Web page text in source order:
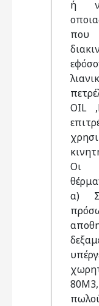
ή
που
OIL
Οι
α)